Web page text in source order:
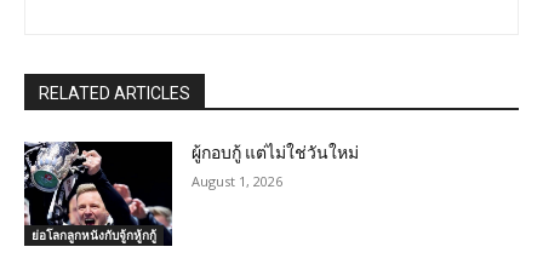
RELATED ARTICLES
ย่อโลกลูกหนังกับจู้กหู้กกู้
ผู้กอบกู้ แต่ไม่ใช่วันใหม่
August 1, 2026